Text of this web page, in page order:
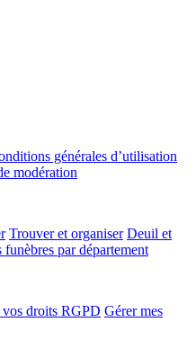
générales d’utilisation
modération
Trouver et organiser Deuil et
funèbres par département
droits RGPD Gérer mes